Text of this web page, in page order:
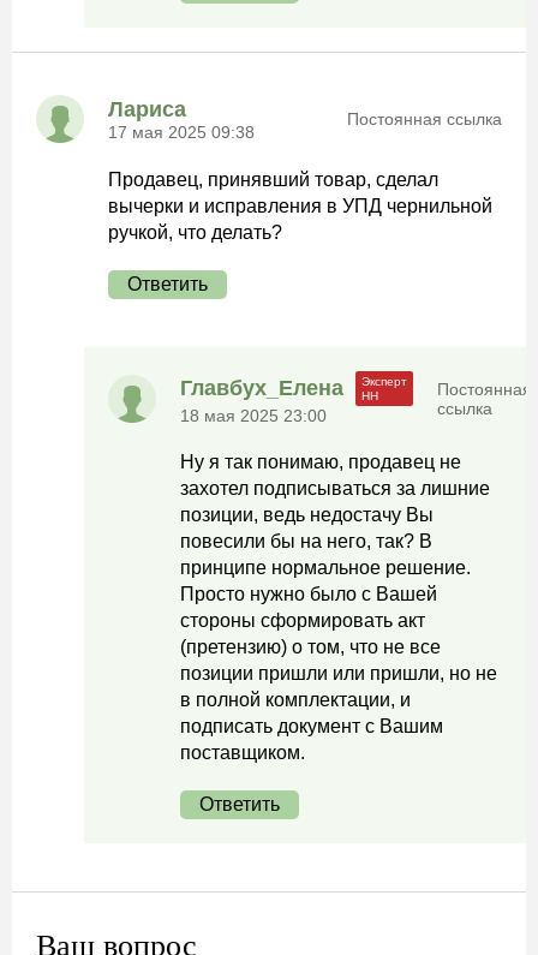
Лариса
17 мая 2025 09:38
Постоянная ссылка
Продавец, принявший товар, сделал
вычерки и исправления в УПД чернильной
ручкой, что делать?
Ответить
Главбух_Елена
18 мая 2025 23:00
Постоянная
ссылка
Ну я так понимаю, продавец не
захотел подписываться за лишние
позиции, ведь недостачу Вы
повесили бы на него, так? В
принципе нормальное решение.
Просто нужно было с Вашей
стороны сформировать акт
(претензию) о том, что не все
позиции пришли или пришли, но не
в полной комплектации, и
подписать документ с Вашим
поставщиком.
Ответить
Ваш вопрос